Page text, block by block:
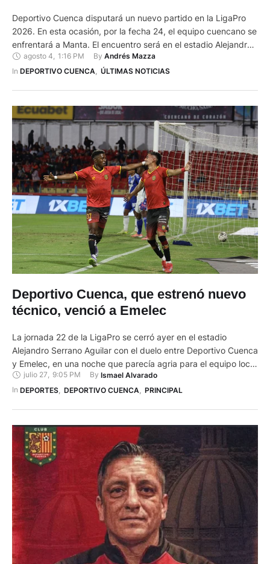
Deportivo Cuenca disputará un nuevo partido en la LigaPro
2026. En esta ocasión, por la fecha 24, el equipo cuencano se
enfrentará a Manta. El encuentro será en el estadio Alejandro
Serrano Aguilar, a las 19h00, del 10 de agosto. Las entradas
se pondrán a la venta desde la tarde de este 4 de agosto …
agosto 4 1:16 PM By Andrés Mazza
In DEPORTIVO CUENCA, ÚLTIMAS NOTICIAS
Deportivo Cuenca, que estrenó nuevo
técnico, venció a Emelec
La jornada 22 de la LigaPro se cerró ayer en el estadio
Alejandro Serrano Aguilar con el duelo entre Deportivo Cuenca
y Emelec, en una noche que parecía agria para el equipo local
por la poca presencia de hinchas en las gradas. Sin embargo,
la historia cambió con el resultado final, un 2-1 a favor …
julio 27, 9:05 PM By Ismael Alvarado
In DEPORTES, DEPORTIVO CUENCA PRINCIPAL